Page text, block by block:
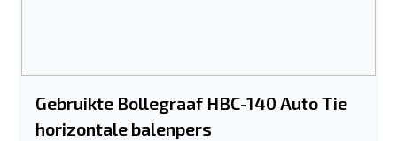
Gebruikte Bollegraaf HBC-140 Auto Tie
horizontale balenpers